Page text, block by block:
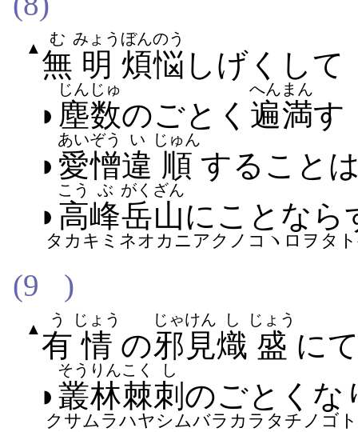
▲ 無
む
明
みょう
煩悩
ぼんのう
しげく​して
◗ 塵数
じんじゅ
の​ごとく 遍満
へんまん
す
◗ 愛憎
あいぞう
違
い
順
じゅん
する​こと​
◗ 高
こう
峰
ぶ
岳山
がくざん
に​ことなら​
タカキミネオカニアクノコヽロヲタ
(9 )
▲有
う
情
じょう
の邪見
じゃけん
熾
し
盛
じょう
に
◗ 叢林
そうりん
棘
こく
刺
し
の​ごとく​な
クサムラハヤシムバラカラタチノゴ